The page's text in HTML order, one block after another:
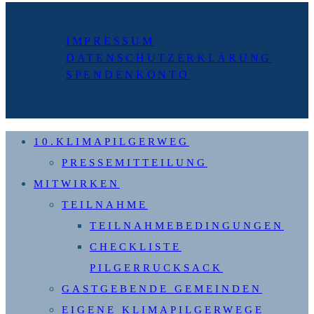
IMPRESSUM
DATENSCHUTZERKLÄRUNG
SPENDENKONTO
10.KLIMAPILGERWEG
PRESSEMITTEILUNG
MITWIRKEN
TEILNAHME
TEILNAHMEBEDINGUNGEN
CHECKLISTE
PILGERRUCKSACK
GASTGEBENDE GEMEINDEN
EIGENE KLIMAPILGERWEGE